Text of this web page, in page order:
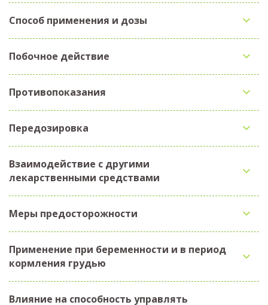
Способ применения и дозы
Побочное действие
Противопоказания
Передозировка
Взаимодействие с другими
лекарственными средствами
Меры предосторожности
Применение при беременности и в период
кормления грудью
Влияние на способность управлять